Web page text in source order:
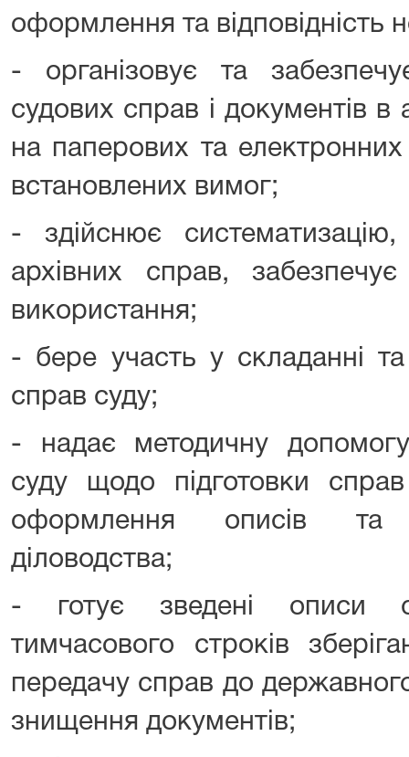
оформлення та відповідність
- організовує та
судових справ і документів в
на паперових та
встановлених вимог;
- здійснює
архівних справ,
використання;
- бере участь у складанні
справ суду;
- надає методичну
суду щодо підготовки
оформлення описів та
діловодства;
- готує зведені описи
тимчасового строків
передачу справ до
знищення документів;